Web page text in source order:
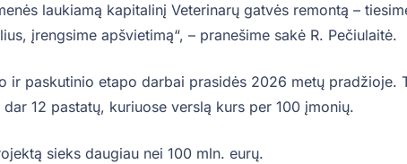
laukiamą kapitalinį Veterinarų gatvės remontą –
įrengsime apšvietimą“, – pranešime sakė R. Pečiulaitė.
ir paskutinio etapo darbai prasidės 2026 metų pradžioje.
12 pastatų, kuriuose verslą kurs per 100 įmonių.
sieks daugiau nei 100 mln. eurų.